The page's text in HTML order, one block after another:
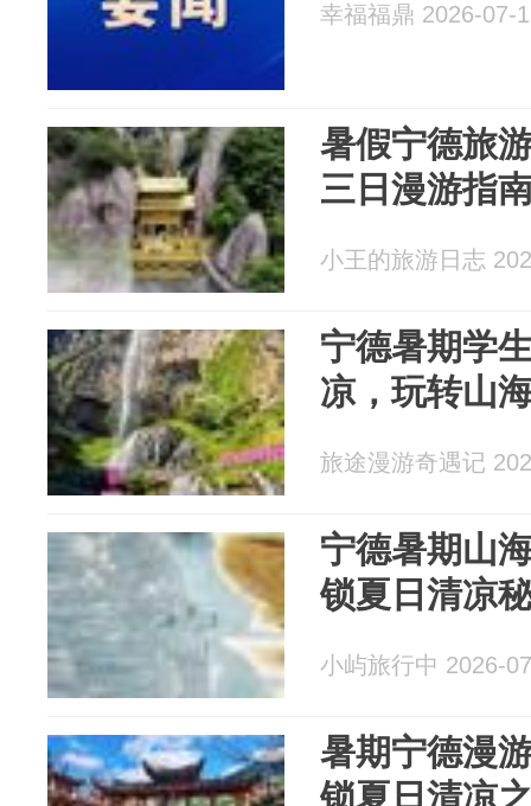
幸福福鼎 2026-07-
暑假宁德旅
三日漫游指
小王的旅游日志
宁德暑期学
凉，玩转山
旅途漫游奇遇记
宁德暑期山
锁夏日清凉
小屿旅行中 2026-
暑期宁德漫
锁夏日清凉